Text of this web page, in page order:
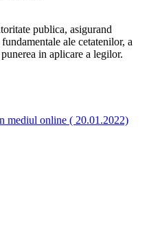
publica, asigurand
ale cetatenilor, a
in aplicare a legilor.
mediul online ( 20.01.2022)